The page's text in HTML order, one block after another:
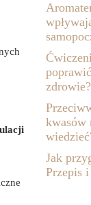
zdrowie?
kwasów
Jak
Przepis